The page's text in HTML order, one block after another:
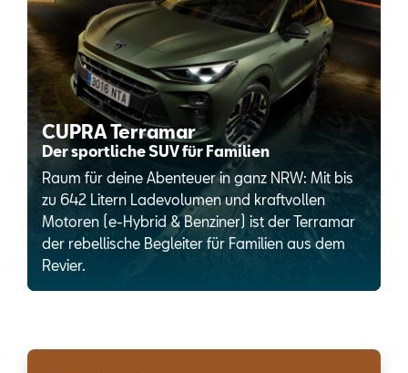
CUPRA Terramar
Der sportliche SUV für Familien
Raum für deine Abenteuer in ganz NRW: Mit bis
zu 642 Litern Ladevolumen und kraftvollen
Motoren (e-Hybrid & Benziner) ist der Terramar
der rebellische Begleiter für Familien aus dem
Revier.